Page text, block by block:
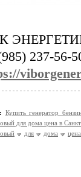
237-56-
Купить генератор
для дома цена в
для дома цена